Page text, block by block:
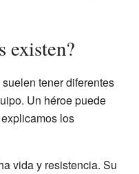
existen?
tener diferentes
Un héroe puede
los
vida y resistencia. Su